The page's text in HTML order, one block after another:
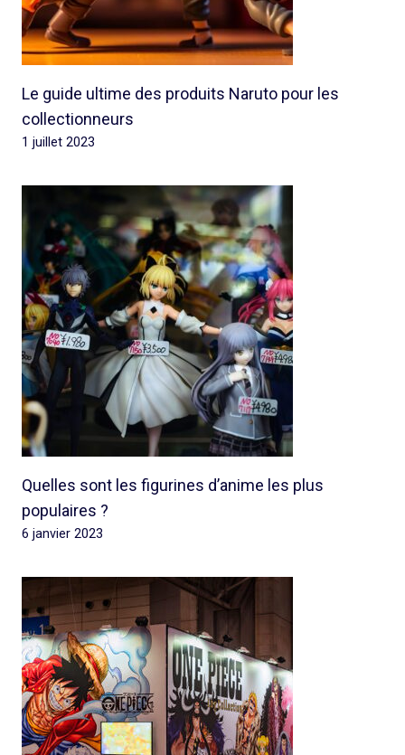
Le guide ultime des produits Naruto pour les
collectionneurs
1 juillet 2023
Quelles sont les figurines d’anime les plus
populaires ?
6 janvier 2023